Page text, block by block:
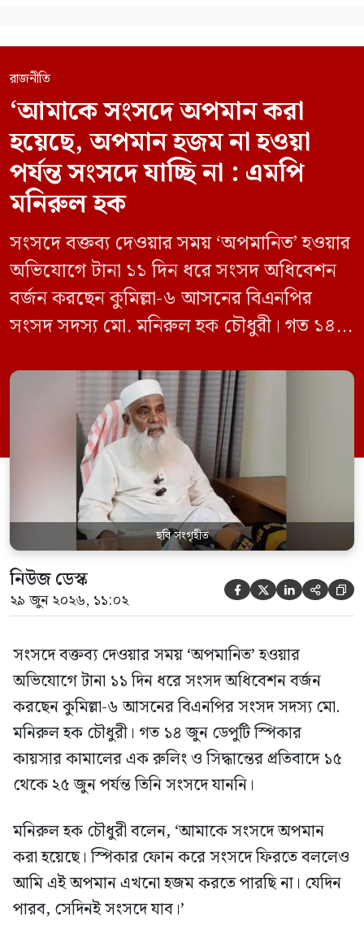
রাজনীতি
‘আমাকে সংসদে অপমান করা
হয়েছে, অপমান হজম না হওয়া
পর্যন্ত সংসদে যাচ্ছি না : এমপি
মনিরুল হক
সংসদে বক্তব্য দেওয়ার সময় ‘অপমানিত’ হওয়ার
অভিযোগে টানা ১১ দিন ধরে সংসদ অধিবেশন
বর্জন করছেন কুমিল্লা-৬ আসনের বিএনপির
সংসদ সদস্য মো. মনিরুল হক চৌধুরী। গত ১৪
রুলিং ও সিদ্ধান্তের প্রতিবাদে ১৫ থেকে ২৫ জুন
পর্যন্ত তিনি সংসদে যাননি। মনিরুল হক চৌধুরী
বলেন, ‘আমাকে সংসদে অপমান করা হয়েছে।
স্পিকার ফোন […]
ছবি সংগৃহীত
নিউজ ডেস্ক
২৯ জুন ২০২৬, ১১:০২     
সংসদে বক্তব্য দেওয়ার সময় ‘অপমানিত’ হওয়ার
অভিযোগে টানা ১১ দিন ধরে সংসদ অধিবেশন বর্জন
করছেন কুমিল্লা-৬ আসনের বিএনপির সংসদ সদস্য মো.
মনিরুল হক চৌধুরী। গত ১৪ জুন ডেপুটি স্পিকার
কায়সার কামালের এক রুলিং ও সিদ্ধান্তের প্রতিবাদে ১৫
থেকে ২৫ জুন পর্যন্ত তিনি সংসদে যাননি।
মনিরুল হক চৌধুরী বলেন, ‘আমাকে সংসদে অপমান
করা হয়েছে। স্পিকার ফোন করে সংসদে ফিরতে বললেও
আমি এই অপমান এখনো হজম করতে পারছি না। যেদিন
পারব, সেদিনই সংসদে যাব।’